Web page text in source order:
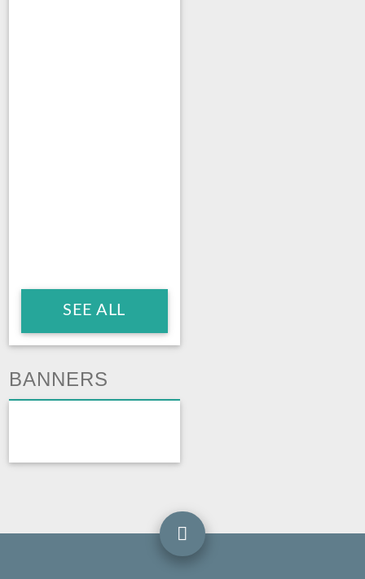
SEE ALL
BANNERS